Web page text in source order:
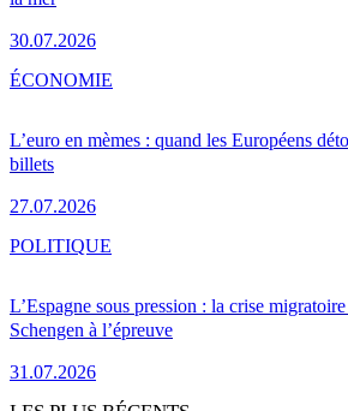
30.07.2026
L’euro en mèmes : quand les Européens
billets
27.07.2026
ÉCONOMIE
L’Espagne sous pression : la crise
Schengen à l’épreuve
31.07.2026
POLITIQUE